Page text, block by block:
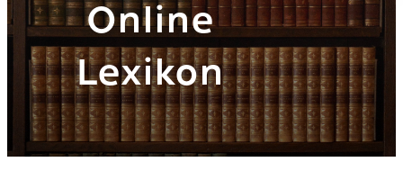
Online
Lexikon